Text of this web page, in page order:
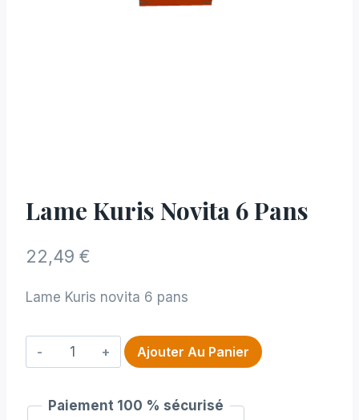
Lame Kuris Novita 6 Pans
22,49 €
Lame Kuris novita 6 pans
quantité
de
Kuris
Ajouter Au Panier
Paiement 100 % sécurisé